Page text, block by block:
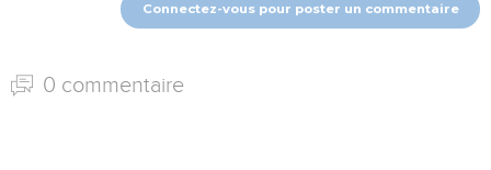
Connectez-vous pour poster un commentaire
0 commentaire